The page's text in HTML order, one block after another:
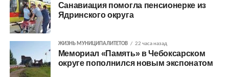
Санавиация помогла пенсионерке из
Ядринского округа
ЖИЗНЬ МУНИЦИПАЛИТЕТОВ 22 часа назад
Мемориал «Память» в Чебоксарском
округе пополнился новым экспонатом